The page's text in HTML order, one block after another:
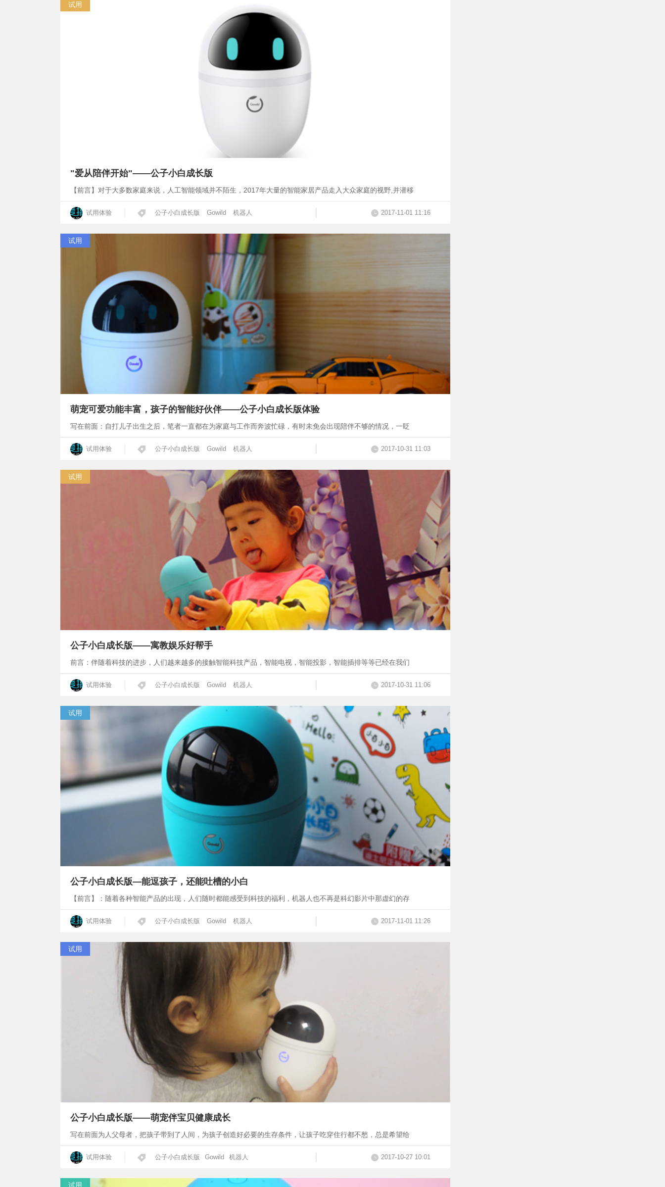
试用
"爱从陪伴开始"——公子小白成长版
【前言】对于大多数家庭来说，人工智能领域并不陌生，2017年大量的智能家居产品走入大众家庭的视野,并潜移
试用体验 公子小白成长版 Gowild 机器人 2017-11-01 11:16
试用
萌宠可爱功能丰富，孩子的智能好伙伴——公子小白成长版体验
写在前面：自打儿子出生之后，笔者一直都在为家庭与工作而奔波忙碌，有时未免会出现陪伴不够的情况，一眨
试用体验 公子小白成长版 Gowild 机器人 2017-10-31 11:03
试用
公子小白成长版——寓教娱乐好帮手
前言：伴随着科技的进步，人们越来越多的接触智能科技产品，智能电视，智能投影，智能插排等等已经在我们
试用体验 公子小白成长版 Gowild 机器人 2017-10-31 11:06
试用
公子小白成长版—能逗孩子，还能吐槽的小白
【前言】：随着各种智能产品的出现，人们随时都能感受到科技的福利，机器人也不再是科幻影片中那虚幻的存
试用体验 公子小白成长版 Gowild 机器人 2017-11-01 11:26
试用
公子小白成长版——萌宠伴宝贝健康成长
写在前面为人父母者，把孩子带到了人间，为孩子创造好必要的生存条件，让孩子吃穿住行都不愁，总是希望给
试用体验 公子小白成长版 Gowild 机器人 2017-10-27 10:01
试用